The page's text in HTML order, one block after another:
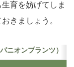
育を妨げてしま
きましょう。
ニオンプランツ）